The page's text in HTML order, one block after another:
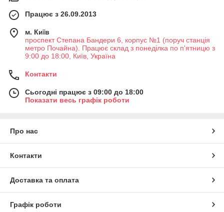
Працює з 26.09.2013
м. Київ
проспект Степана Бандери 6, корпус №1 (поруч станція
метро Почайна). Працює склад з понеділка по п'ятницю з
9:00 до 18:00, Київ, Україна
Контакти
Сьогодні працює з 09:00 до 18:00
Показати весь графік роботи
Про нас
Контакти
Доставка та оплата
Графік роботи